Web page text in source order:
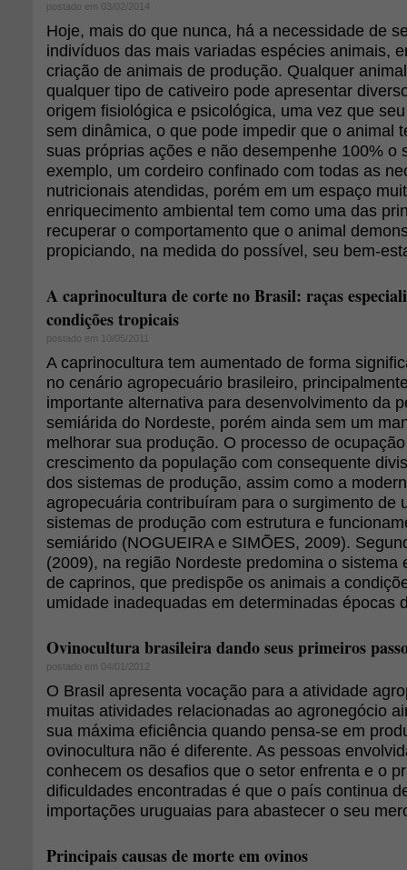
postado em 03/02/2014
Hoje, mais do que nunca, há a necessidade de
indivíduos das mais variadas espécies animais,
criação de animais de produção. Qualquer
qualquer tipo de cativeiro pode apresentar
origem fisiológica e psicológica, uma vez que
sem dinâmica, o que pode impedir que o animal
suas próprias ações e não desempenhe 100% o
exemplo, um cordeiro confinado com todas as
nutricionais atendidas, porém em um espaço
enriquecimento ambiental tem como uma das
recuperar o comportamento que o animal
propiciando, na medida do possível, seu bem-
A caprinocultura de corte no Brasil: raças
condições tropicais
postado em 10/05/2011
A caprinocultura tem aumentado de forma
no cenário agropecuário brasileiro,
importante alternativa para desenvolvimento da
semiárida do Nordeste, porém ainda sem um
melhorar sua produção. O processo de
crescimento da população com consequente
dos sistemas de produção, assim como a
agropecuária contribuíram para o surgimento de
sistemas de produção com estrutura e
semiárido (NOGUEIRA e SIMÕES, 2009).
(2009), na região Nordeste predomina o sistema
de caprinos, que predispõe os animais a
umidade inadequadas em determinadas épocas
Ovinocultura brasileira dando seus primeiros
postado em 04/01/2012
O Brasil apresenta vocação para a atividade
muitas atividades relacionadas ao agronegócio
sua máxima eficiência quando pensa-se em
ovinocultura não é diferente. As pessoas
conhecem os desafios que o setor enfrenta e o
dificuldades encontradas é que o país continua
importações uruguaias para abastecer o seu
Principais causas de morte em ovinos